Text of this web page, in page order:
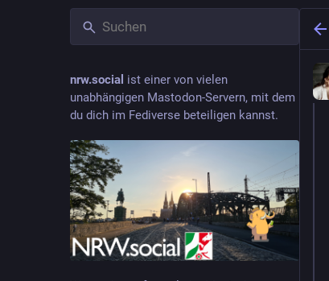
nrw.social ist einer von vielen
unabhängigen Mastodon-Servern, mit dem
du dich im Fediverse beteiligen kannst.